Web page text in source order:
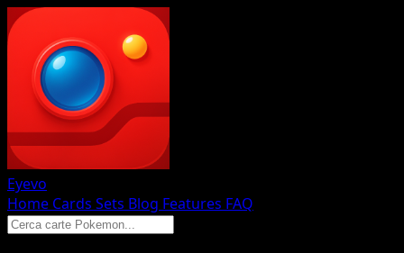
Eyevo
Home Cards Sets Blog Features FAQ